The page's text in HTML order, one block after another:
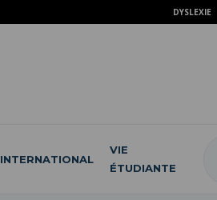
DYSLEXIE
INTERNATIONAL
VIE
ÉTUDIANTE